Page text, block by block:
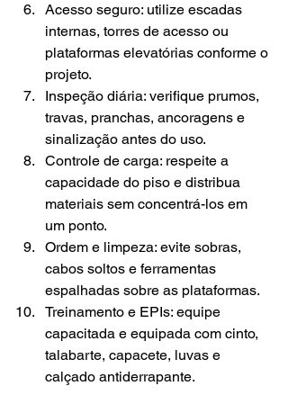
Acesso seguro: utilize escadas
internas, torres de acesso ou
plataformas elevatórias conforme o
projeto.
Inspeção diária: verifique prumos,
travas, pranchas, ancoragens e
sinalização antes do uso.
Controle de carga: respeite a
capacidade do piso e distribua
materiais sem concentrá-los em
um ponto.
Ordem e limpeza: evite sobras,
cabos soltos e ferramentas
espalhadas sobre as plataformas.
Treinamento e EPIs: equipe
capacitada e equipada com cinto,
talabarte, capacete, luvas e
calçado antiderrapante.